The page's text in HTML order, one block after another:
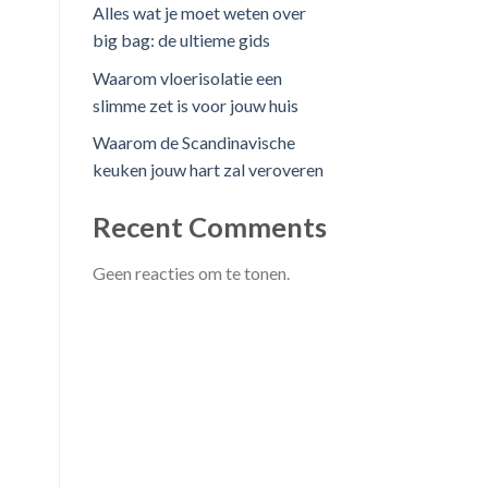
Alles wat je moet weten over
big bag: de ultieme gids
Waarom vloerisolatie een
slimme zet is voor jouw huis
Waarom de Scandinavische
keuken jouw hart zal veroveren
Recent Comments
Geen reacties om te tonen.